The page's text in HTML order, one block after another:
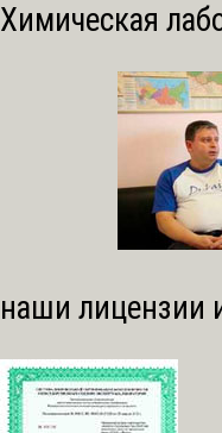
Химическая
наши лицензии